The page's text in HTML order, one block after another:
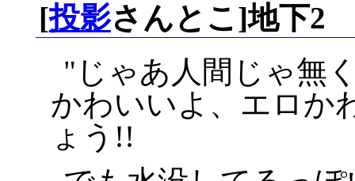
[投影さんとこ]地下2
じゃあ人間じゃ無
かわいいよ、エロか
ょう!!